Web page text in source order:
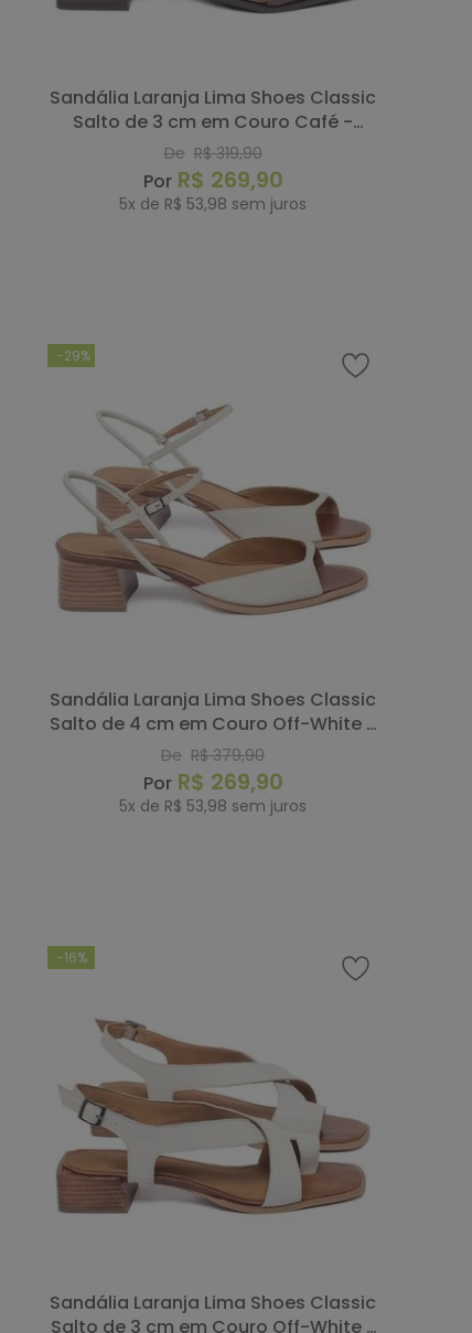
Sandália Laranja Lima Shoes Classic
Salto de 3 cm em Couro Café -
Codigo - 157065
De R$ 319,90
R$ 269,90
5x de R$ 53,98 sem juros
-29%
Sandália Laranja Lima Shoes Classic
Salto de 4 cm em Couro Off-White -
Codigo - 157063
De R$ 379,90
R$ 269,90
5x de R$ 53,98 sem juros
-16%
Sandália Laranja Lima Shoes Classic
Salto de 3 cm em Couro Off-White -